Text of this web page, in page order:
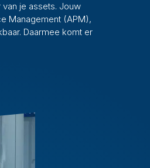
je assets. Jouw
Management (APM),
Daarmee komt er